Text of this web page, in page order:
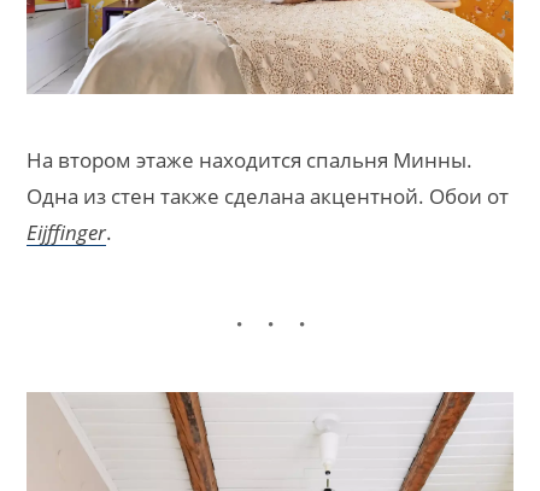
На втором этаже находится спальня Минны.
Одна из стен также сделана акцентной. Обои от
Eijffinger.